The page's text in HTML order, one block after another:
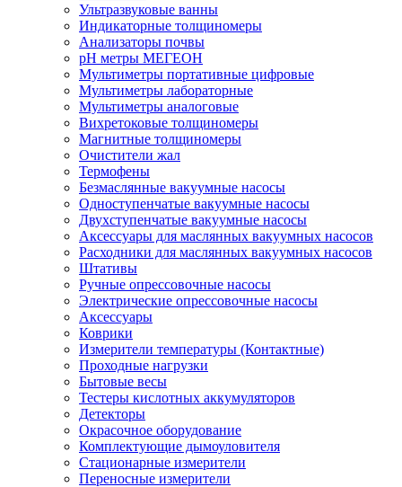
Ультразвуковые ванны
Индикаторные толщиномеры
Анализаторы почвы
рН метры МЕГЕОН
Мультиметры портативные цифровые
Мультиметры лабораторные
Мультиметры аналоговые
Вихретоковые толщиномеры
Магнитные толщиномеры
Очистители жал
Термофены
Безмаслянные вакуумные насосы
Одноступенчатые вакуумные насосы
Двухступенчатые вакуумные насосы
Аксессуары для маслянных вакуумных насосов
Расходники для маслянных вакуумных насосов
Штативы
Ручные опрессовочные насосы
Электрические опрессовочные насосы
Аксессуары
Коврики
Измерители температуры (Контактные)
Проходные нагрузки
Бытовые весы
Тестеры кислотных аккумуляторов
Детекторы
Окрасочное оборудование
Комплектующие дымоуловителя
Стационарные измерители
Переносные измерители